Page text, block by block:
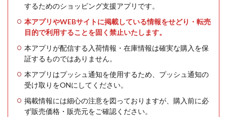
するためのショッピング支援アプリです。
本アプリやWEBサイトに掲載している情報をせどり・転売
目的で利用することを固く禁止いたします。
本アプリが配信する入荷情報・在庫情報は確実な購入を保
証するものではありません。
本アプリはプッシュ通知を使用するため、プッシュ通知の
受け取りをONにしてください。
掲載情報には細心の注意を図っておりますが、購入前に必
ず販売価格・販売元をご確認ください。